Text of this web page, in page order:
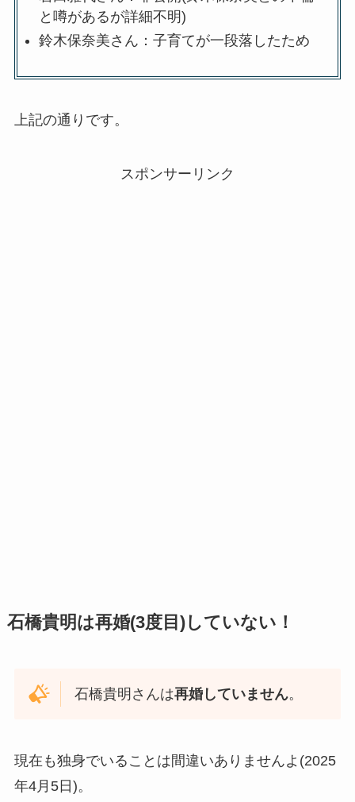
と噂があるが詳細不明)
鈴木保奈美さん：子育てが一段落したため
上記の通りです。
スポンサーリンク
石橋貴明は再婚(3度目)していない！
石橋貴明さんは再婚していません。
現在も独身でいることは間違いありませんよ(2025
年4月5日)。